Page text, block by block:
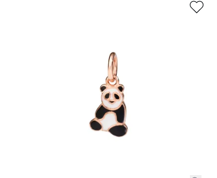
ROLEX CERTIFIED PRE-OWNED